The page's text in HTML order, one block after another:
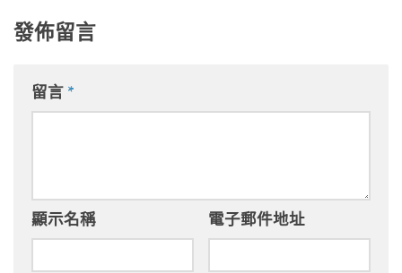
發佈留言
留言 *
顯示名稱 電子郵件地址